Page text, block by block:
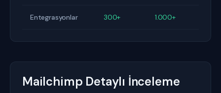
Entegrasyonlar 300+ 1.000+
Mailchimp Detaylı İnceleme